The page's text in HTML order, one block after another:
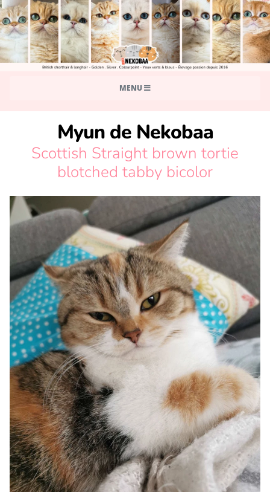
MENU
Myun de Nekobaa
Scottish Straight brown tortie
blotched tabby bicolor